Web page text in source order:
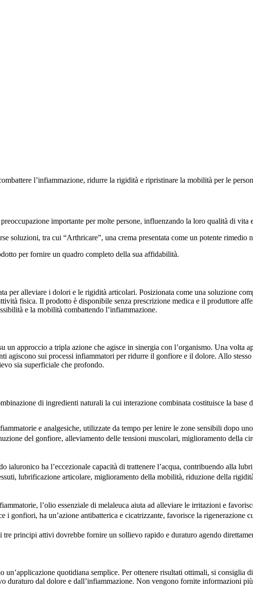
l’infiammazione, ridurre la rigidità e ripristinare la mobilità per le
importante per molte persone, influenzando la loro qualità di vita
soluzioni, tra cui “Arthricare”, una crema presentata come un potente rimedio
per fornire un quadro completo della sua affidabilità.
per alleviare i dolori e le rigidità articolari. Posizionata come una soluzione
fisica. Il prodotto è disponibile senza prescrizione medica e il produttore
e la mobilità combattendo l’infiammazione.
un approccio a tripla azione che agisce in sinergia con l’organismo. Una volta
agiscono sui processi infiammatori per ridurre il gonfiore e il dolore. Allo
sia superficiale che profondo.
di ingredienti naturali la cui interazione combinata costituisce la base
e analgesiche, utilizzate da tempo per lenire le zone sensibili dopo
del gonfiore, alleviamento delle tensioni muscolari, miglioramento della
ialuronico ha l’eccezionale capacità di trattenere l’acqua, contribuendo alla
lubrificazione articolare, miglioramento della mobilità, riduzione della
l’olio essenziale di melaleuca aiuta ad alleviare le irritazioni e
ha un’azione antibatterica e cicatrizzante, favorisce la rigenerazione
principi attivi dovrebbe fornire un sollievo rapido e duraturo agendo
un’applicazione quotidiana semplice. Per ottenere risultati ottimali, si consiglia
duraturo dal dolore e dall’infiammazione. Non vengono fornite informazioni